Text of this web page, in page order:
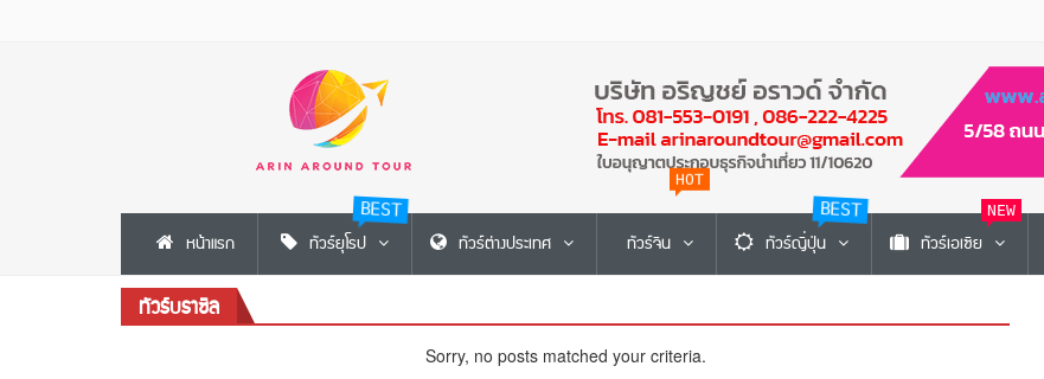
หน้าแรก ทัวร์ยุโรป
BEST
ทัวร์ต่างประเทศ ทัวร์จีน
HOT
ทัวร์ญี่ปุ่น
BEST
ทัวร์เอเซีย
NEW
ทัวร์บราซิล
Sorry, no posts matched your criteria.